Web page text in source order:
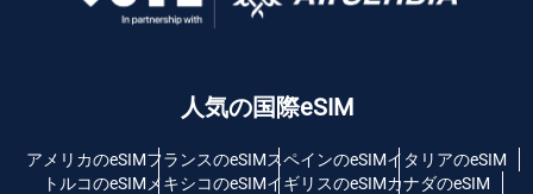
人気の国際eSIM
アメリカのeSIMフランスのeSIMスペインのeSIMイタリアのeSIM
トルコのeSIM メキシコのeSIMイギリスのeSIMカナダのeSIM